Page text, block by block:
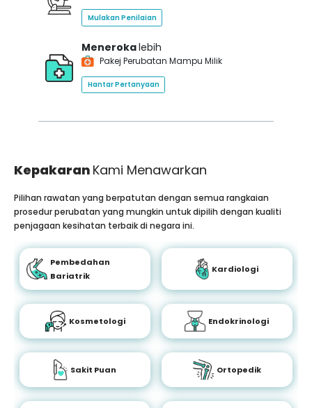
Mulakan Penilaian
Menerokalebih
Pakej Perubatan Mampu Milik
Hantar Pertanyaan
Kepakaran Kami Menawarkan
Pilihan rawatan yang berpatutan dengan semua rangkaian
prosedur perubatan yang mungkin untuk dipilih dengan kualiti
penjagaan kesihatan terbaik di negara ini.
Pembedahan
Bariatrik
Kardiologi
Kosmetologi Endokrinologi
Sakit Puan Ortopedik